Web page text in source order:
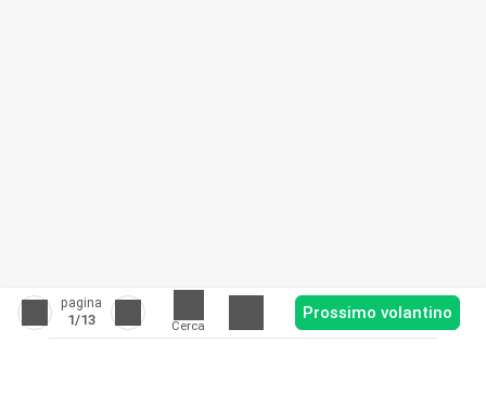
pagina
1/13 Cerca
Prossimo volantino